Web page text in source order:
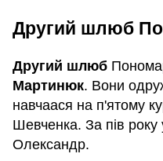
Другий шлюб
Другий шлюб
Мартинюк. Вони
навчаася на п'ятому
Шевченка. За пів
Олександр.